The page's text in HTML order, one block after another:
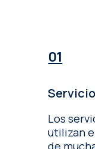
Los
utilizan
de